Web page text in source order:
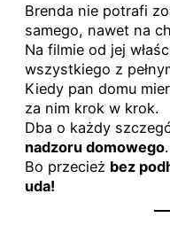
Brenda nie potrafi
samego, nawet na
Na filmie od jej
wszystkiego z
Kiedy pan domu
za nim krok w krok.
Dba o każdy
nadzoru domowego
Bo przecież bez
uda!